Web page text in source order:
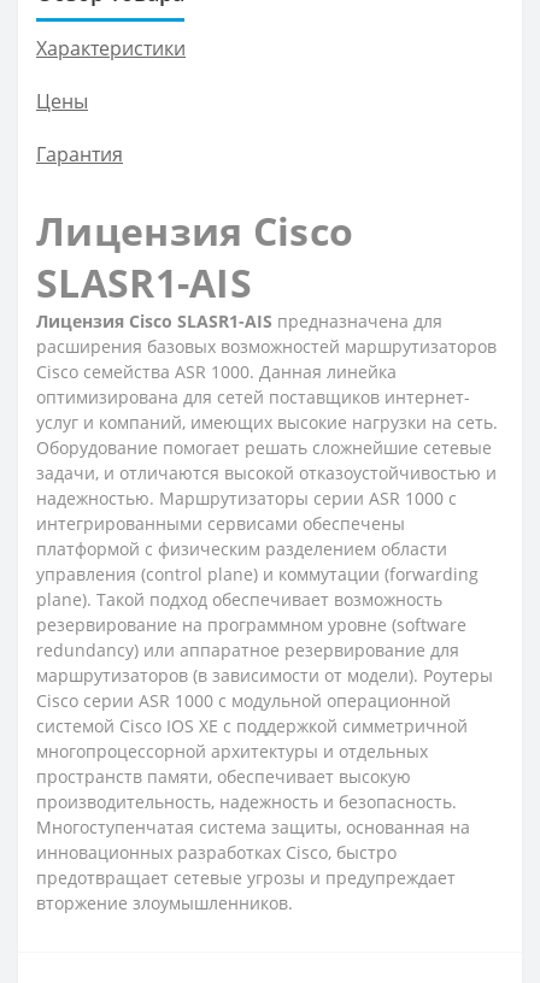
Характеристики
Цены
Гарантия
Лицензия Cisco
SLASR1-AIS
Лицензия Cisco SLASR1-AIS предназначена для
расширения базовых возможностей маршрутизаторов
Cisco семейства ASR 1000. Данная линейка
оптимизирована для сетей поставщиков интернет-
услуг и компаний, имеющих высокие нагрузки на сеть.
Оборудование помогает решать сложнейшие сетевые
задачи, и отличаются высокой отказоустойчивостью и
надежностью. Маршрутизаторы серии ASR 1000 с
интегрированными сервисами обеспечены
платформой с физическим разделением области
управления (control plane) и коммутации (forwarding
plane). Такой подход обеспечивает возможность
резервирование на программном уровне (software
redundancy) или аппаратное резервирование для
маршрутизаторов (в зависимости от модели). Роутеры
Cisco серии ASR 1000 с модульной операционной
системой Cisco IOS XE с поддержкой симметричной
многопроцессорной архитектуры и отдельных
пространств памяти, обеспечивает высокую
производительность, надежность и безопасность.
Многоступенчатая система защиты, основанная на
инновационных разработках Cisco, быстро
предотвращает сетевые угрозы и предупреждает
вторжение злоумышленников.